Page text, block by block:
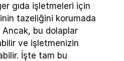
gıda işletmeleri için
tazeliğini korumada
bu dolaplar
ve işletmenizin
İşte tam bu